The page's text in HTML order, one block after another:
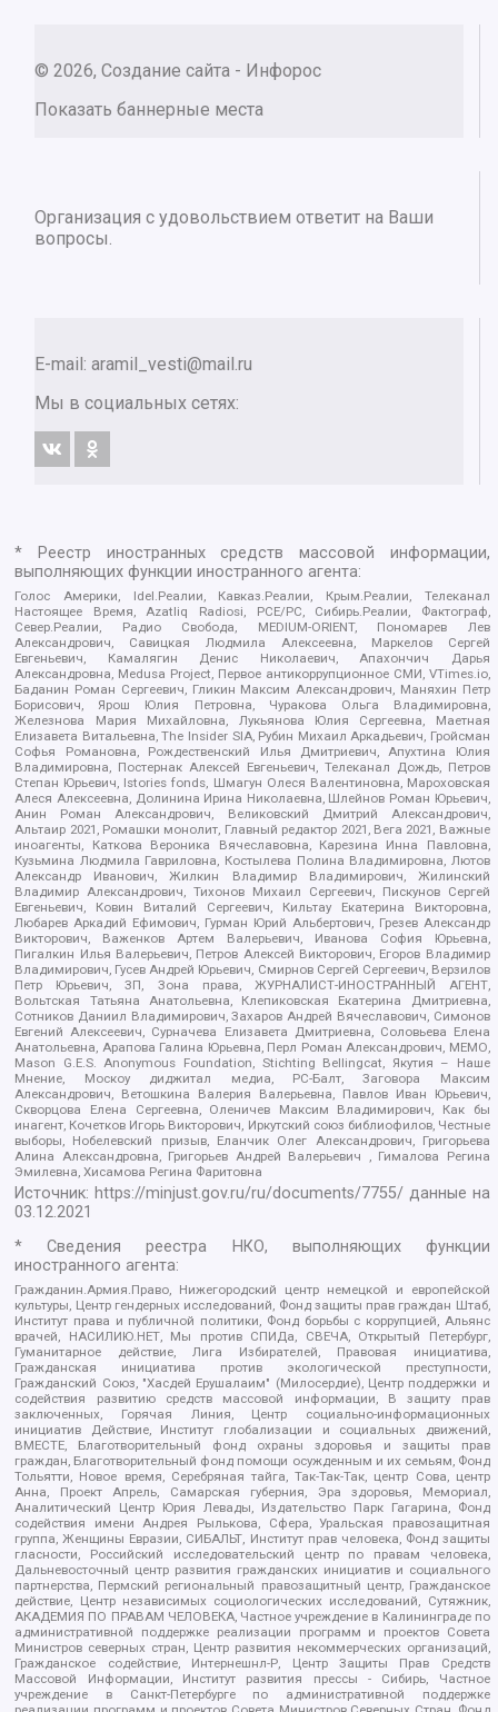
© 2026, Создание сайта - Инфорос
Показать баннерные места
Организация с удовольствием ответит на Ваши
вопросы.
E-mail: aramil_vesti@mail.ru
Мы в социальных сетях:
* Реестр иностранных средств массовой информации,
выполняющих функции иностранного агента:
Голос Америки, Idel.Реалии, Кавказ.Реалии, Крым.Реалии, Телеканал
Настоящее Время, Azatliq Radiosi, PCE/PC, Сибирь.Реалии, Фактограф,
Север.Реалии, Радио Свобода, MEDIUM-ORIENT, Пономарев Лев
Александрович, Савицкая Людмила Алексеевна, Маркелов Сергей
Евгеньевич, Камалягин Денис Николаевич, Апахончич Дарья
Александровна, Medusa Project, Первое антикоррупционное СМИ, VTimes.io,
Баданин Роман Сергеевич, Гликин Максим Александрович, Маняхин Петр
Борисович, Ярош Юлия Петровна, Чуракова Ольга Владимировна,
Железнова Мария Михайловна, Лукьянова Юлия Сергеевна, Маетная
Елизавета Витальевна, The Insider SIA, Рубин Михаил Аркадьевич, Гройсман
Софья Романовна, Рождественский Илья Дмитриевич, Апухтина Юлия
Владимировна, Постернак Алексей Евгеньевич, Телеканал Дождь, Петров
Степан Юрьевич, Istories fonds, Шмагун Олеся Валентиновна, Мароховская
Алеся Алексеевна, Долинина Ирина Николаевна, Шлейнов Роман Юрьевич,
Анин Роман Александрович, Великовский Дмитрий Александрович,
Альтаир 2021, Ромашки монолит, Главный редактор 2021, Вега 2021, Важные
иноагенты, Каткова Вероника Вячеславовна, Карезина Инна Павловна,
Кузьмина Людмила Гавриловна, Костылева Полина Владимировна, Лютов
Александр Иванович, Жилкин Владимир Владимирович, Жилинский
Владимир Александрович, Тихонов Михаил Сергеевич, Пискунов Сергей
Евгеньевич, Ковин Виталий Сергеевич, Кильтау Екатерина Викторовна,
Любарев Аркадий Ефимович, Гурман Юрий Альбертович, Грезев Александр
Викторович, Важенков Артем Валерьевич, Иванова София Юрьевна,
Пигалкин Илья Валерьевич, Петров Алексей Викторович, Егоров Владимир
Владимирович, Гусев Андрей Юрьевич, Смирнов Сергей Сергеевич, Верзилов
Петр Юрьевич, ЗП, Зона права, ЖУРНАЛИСТ-ИНОСТРАННЫЙ АГЕНТ,
Вольтская Татьяна Анатольевна, Клепиковская Екатерина Дмитриевна,
Сотников Даниил Владимирович, Захаров Андрей Вячеславович, Симонов
Евгений Алексеевич, Сурначева Елизавета Дмитриевна, Соловьева Елена
Анатольевна, Арапова Галина Юрьевна, Перл Роман Александрович, МЕМО,
Mason G.E.S. Anonymous Foundation, Stichting Bellingcat, Якутия – Наше
Мнение, Москоу диджитал медиа, РС-Балт, Заговора Максим
Александрович, Ветошкина Валерия Валерьевна, Павлов Иван Юрьевич,
Скворцова Елена Сергеевна, Оленичев Максим Владимирович, Как бы
инагент, Кочетков Игорь Викторович, Иркутский союз библиофилов, Честные
выборы, Нобелевский призыв, Еланчик Олег Александрович, Григорьева
Алина Александровна, Григорьев Андрей Валерьевич , Гималова Регина
Эмилевна, Хисамова Регина Фаритовна
Источник: https://minjust.gov.ru/ru/documents/7755/ данные на
03.12.2021
* Сведения реестра НКО, выполняющих функции
иностранного агента:
Гражданин.Армия.Право, Нижегородский центр немецкой и европейской
культуры, Центр гендерных исследований, Фонд защиты прав граждан Штаб,
Институт права и публичной политики, Фонд борьбы с коррупцией, Альянс
врачей, НАСИЛИЮ.НЕТ, Мы против СПИДа, СВЕЧА, Открытый Петербург,
Гуманитарное действие, Лига Избирателей, Правовая инициатива,
Гражданская инициатива против экологической преступности,
Гражданский Союз, "Хасдей Ерушалаим" (Милосердие), Центр поддержки и
содействия развитию средств массовой информации, В защиту прав
заключенных, Горячая Линия, Центр социально-информационных
инициатив Действие, Институт глобализации и социальных движений,
ВМЕСТЕ, Благотворительный фонд охраны здоровья и защиты прав
граждан, Благотворительный фонд помощи осужденным и их семьям, Фонд
Тольятти, Новое время, Серебряная тайга, Так-Так-Так, центр Сова, центр
Анна, Проект Апрель, Самарская губерния, Эра здоровья, Мемориал,
Аналитический Центр Юрия Левады, Издательство Парк Гагарина, Фонд
содействия имени Андрея Рылькова, Сфера, Уральская правозащитная
группа, Женщины Евразии, СИБАЛЬТ, Институт прав человека, Фонд защиты
гласности, Российский исследовательский центр по правам человека,
Дальневосточный центр развития гражданских инициатив и социального
партнерства, Пермский региональный правозащитный центр, Гражданское
действие, Центр независимых социологических исследований, Сутяжник,
АКАДЕМИЯ ПО ПРАВАМ ЧЕЛОВЕКА, Частное учреждение в Калининграде по
административной поддержке реализации программ и проектов Совета
Министров северных стран, Центр развития некоммерческих организаций,
Гражданское содействие, Интернешнл-Р, Центр Защиты Прав Средств
Массовой Информации, Институт развития прессы - Сибирь, Частное
учреждение в Санкт-Петербурге по административной поддержке